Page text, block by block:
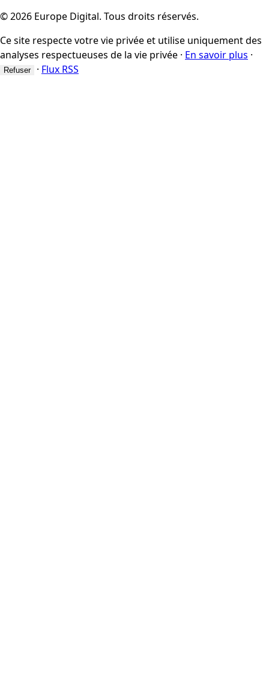
© 2026 Europe Digital. Tous droits réservés.
Ce site respecte votre vie privée et utilise uniquement des
analyses respectueuses de la vie privée · En savoir plus ·
Refuser · Flux RSS